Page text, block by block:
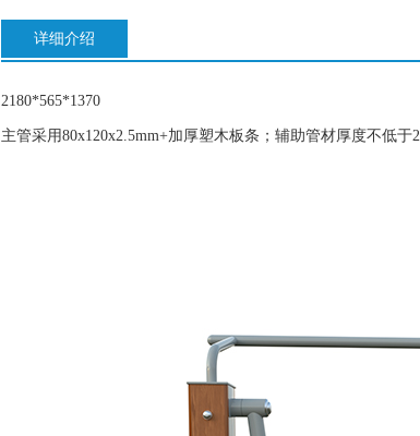
详细介绍
2180*565*1370
主管采用80x120x2.5mm+加厚塑木板条；辅助管材厚度不低于